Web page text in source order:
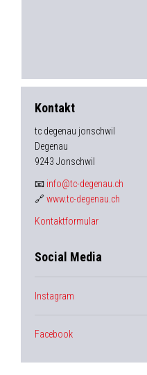
Kontakt
tc degenau jonschwil
Degenau
9243 Jonschwil
📧 info@tc-degenau.ch
🔗www.tc-degenau.ch
Kontaktformular
Social Media
Instagram
Facebook